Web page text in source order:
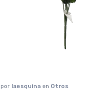
por laesquina en Otros